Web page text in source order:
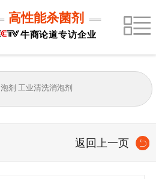
高性能杀菌剂
牛商论道专访企业
返回上一页